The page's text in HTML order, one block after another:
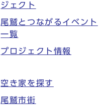
ジェクト
尾鷲とつながるイベント
一覧
プロジェクト情報
空き家を探す
尾鷲市街